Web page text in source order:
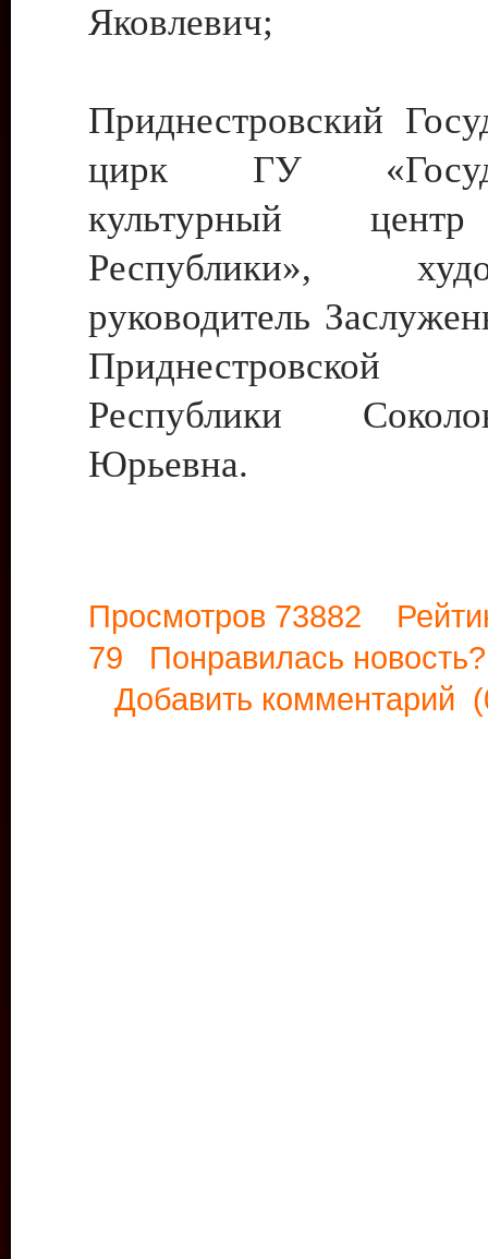
Яковлевич;
Приднестровский
цирк ГУ
культурный
Республики»,
руководитель
Приднестровской
Республики
Юрьевна.
Просмотров 73882
79 Понравилась
Добавить комментарий